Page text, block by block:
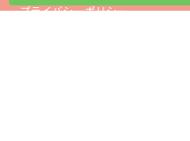
プライバシーポリシー